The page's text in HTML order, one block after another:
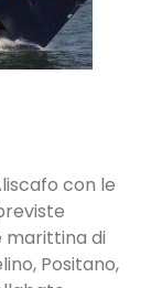
con le
marittina di
Positano,